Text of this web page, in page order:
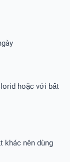
hoặc với bất
khác nên dùng